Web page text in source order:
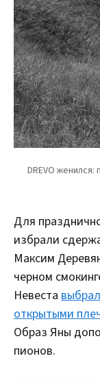
Для
избрали
Максим
черном
Невеста
открытыми
Образ Яны
пионов.